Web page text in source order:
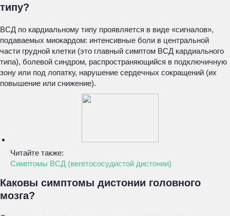
типу?
ВСД по кардиальному типу проявляется в виде «сигналов»,
подаваемых миокардом: интенсивные боли в центральной
части грудной клетки (это главный симптом ВСД кардиального
типа), болевой синдром, распространяющийся в подключичную
зону или под лопатку, нарушение сердечных сокращений (их
повышение или снижение).
Читайте также:
Симптомы ВСД (вегетососудистой дистонии)
Каковы симптомы дистонии головного
мозга?